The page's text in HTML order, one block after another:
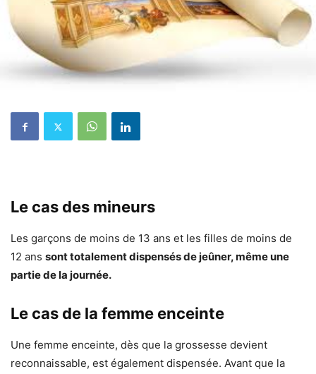
Le cas des mineurs
Les garçons de moins de 13 ans et les filles de moins de
12 ans sont totalement dispensés de jeûner, même une
partie de la journée.
Le cas de la femme enceinte
Une femme enceinte, dès que la grossesse devient
reconnaissable, est également dispensée. Avant que la